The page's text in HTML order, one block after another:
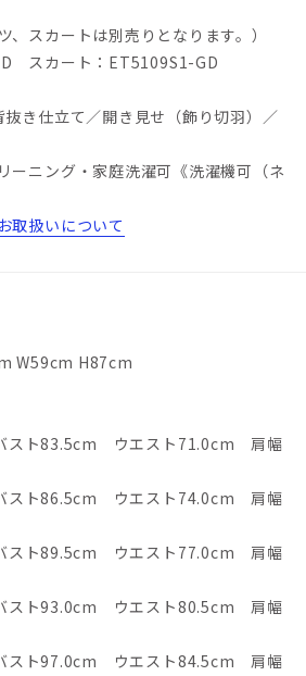
、スカートは別売りとなります。）
スカート：ET5109S1-GD
抜き仕立て／開き見せ（飾り切羽）／
ーニング・家庭洗濯可《洗濯機可（ネ
取扱いについて
W59cm H87cm
スト83.5cm ウエスト71.0cm 肩幅
スト86.5cm ウエスト74.0cm 肩幅
スト89.5cm ウエスト77.0cm 肩幅
スト93.0cm ウエスト80.5cm 肩幅
スト97.0cm ウエスト84.5cm 肩幅